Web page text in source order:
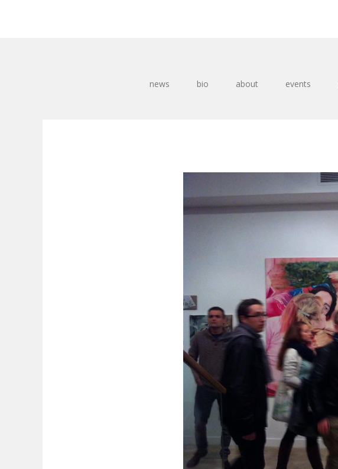
news bio about events